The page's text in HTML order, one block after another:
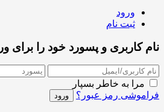
ورود
ثبت نام
نام کاربری و پسورد خود را برای
مرا به خاطر بسپار
فراموشی رمز عبور؟